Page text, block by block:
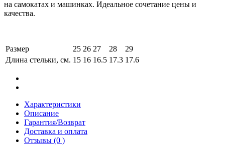
на самокатах и машинках. Идеальное сочетание цены и
качества.
Размер 25 26 27 28
29
Длина стельки, см. 15 16 16.5 17.3 17.6
Характеристики
Описание
Гарантия/Возврат
Доставка и оплата
Отзывы (0 )